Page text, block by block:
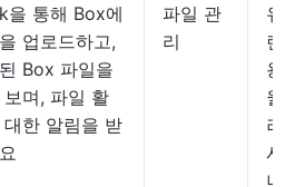
을 통해 Box에
업로드하고,
Box 파일을
보며, 파일 활
대한 알림을 받
파일 관
리
유
랜
용
월
러
시
니